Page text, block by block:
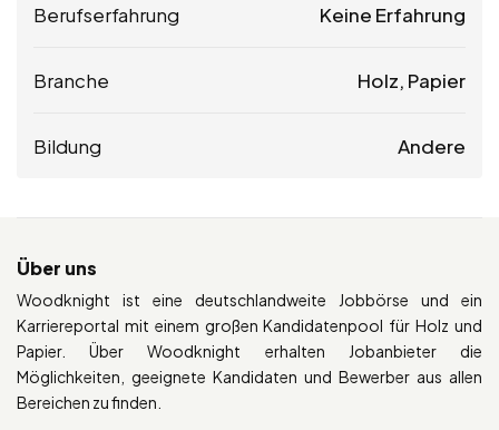
Berufserfahrung Keine Erfahrung
Branche Holz, Papier
Bildung Andere
Über uns
Woodknight ist eine deutschlandweite Jobbörse und ein
Karriereportal mit einem großen Kandidatenpool für Holz und
Papier. Über Woodknight erhalten Jobanbieter die
Möglichkeiten, geeignete Kandidaten und Bewerber aus allen
Bereichen zu finden.